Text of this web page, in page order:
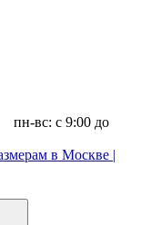
пн-вс: с 9:00 до